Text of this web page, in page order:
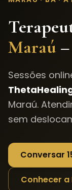
Maraú –
Sessões
Maraú.
sem
Conversar
Conhecer a